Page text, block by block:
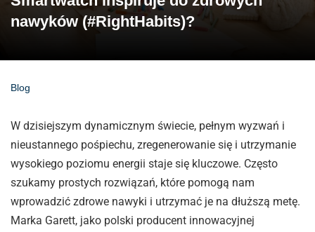
nawyków (#RightHabits)?
Blog
W dzisiejszym dynamicznym świecie, pełnym wyzwań i
nieustannego pośpiechu, zregenerowanie się i utrzymanie
wysokiego poziomu energii staje się kluczowe. Często
szukamy prostych rozwiązań, które pomogą nam
wprowadzić zdrowe nawyki i utrzymać je na dłuższą metę.
Marka Garett, jako polski producent innowacyjnej